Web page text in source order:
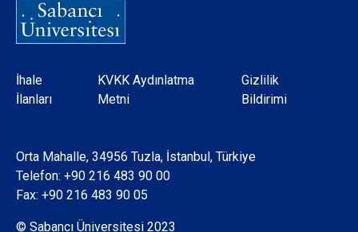
Dipnot
İhale
İlanları
KVKK Aydınlatma
Metni
Gizlilik
Bildirimi
Orta Mahalle, 34956 Tuzla, İstanbul, Türkiye
Telefon: +90 216 483 90 00
Fax: +90 216 483 90 05
© Sabancı Üniversitesi 2023